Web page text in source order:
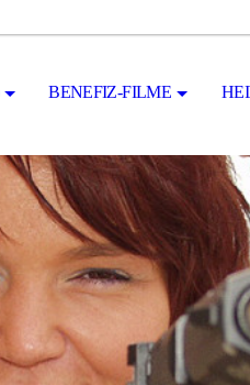
BENEFIZ-FILME